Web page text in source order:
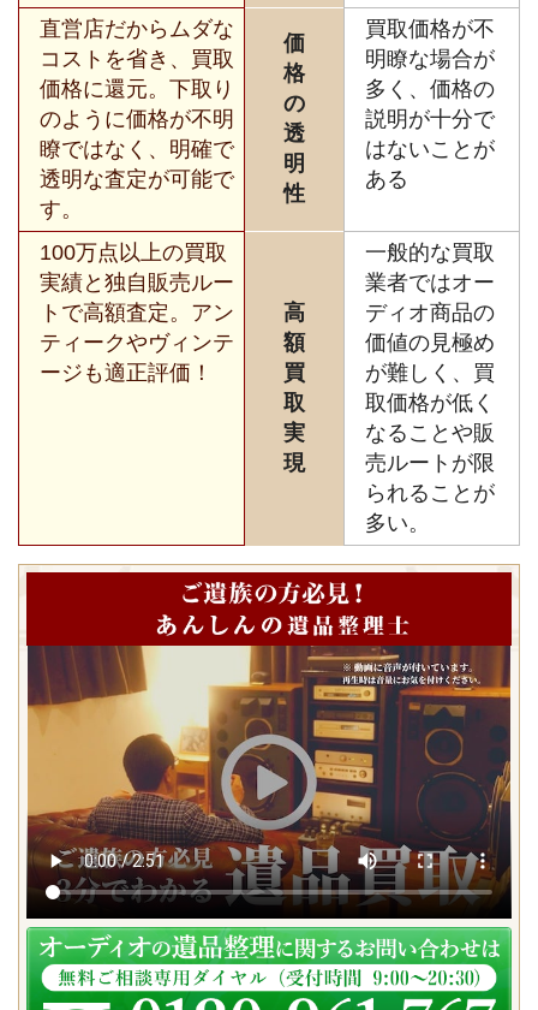
直営店だからムダな
コストを省き、買取
価格に還元。下取り
のように価格が不明
瞭ではなく、明確で
透明な査定が可能で
す。
価
格
の
透
明
性
買取価格が不
明瞭な場合が
多く、価格の
説明が十分で
はないことが
ある
100万点以上の買取
実績と独自販売ルー
トで高額査定。アン
ティークやヴィンテ
ージも適正評価！
高
額
買
取
実
現
一般的な買取
業者ではオー
ディオ商品の
価値の見極め
が難しく、買
取価格が低く
なることや販
売ルートが限
られることが
多い。